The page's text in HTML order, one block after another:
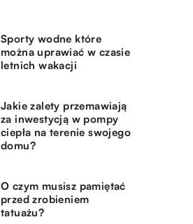
Sporty wodne które
można uprawiać w czasie
letnich wakacji
Jakie zalety przemawiają
za inwestycją w pompy
ciepła na terenie swojego
domu?
O czym musisz pamiętać
przed zrobieniem
tatuażu?